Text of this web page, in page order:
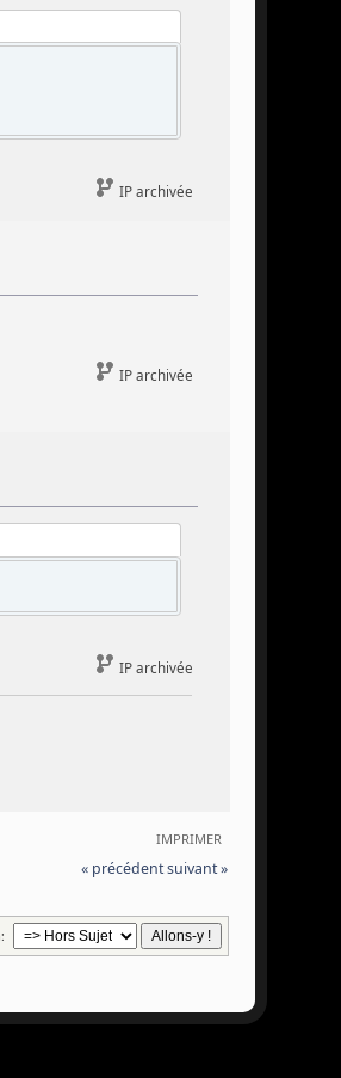
IP archivée
IP archivée
IP archivée
IMPRIMER
« précédentsuivant »